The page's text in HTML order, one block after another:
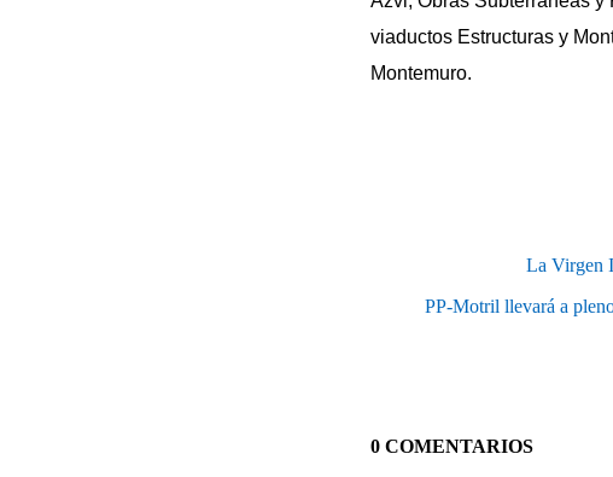
viaductos Estructuras y
Montemuro.
La Virgen
PP-Motril llevará a
0 COMENTARIOS